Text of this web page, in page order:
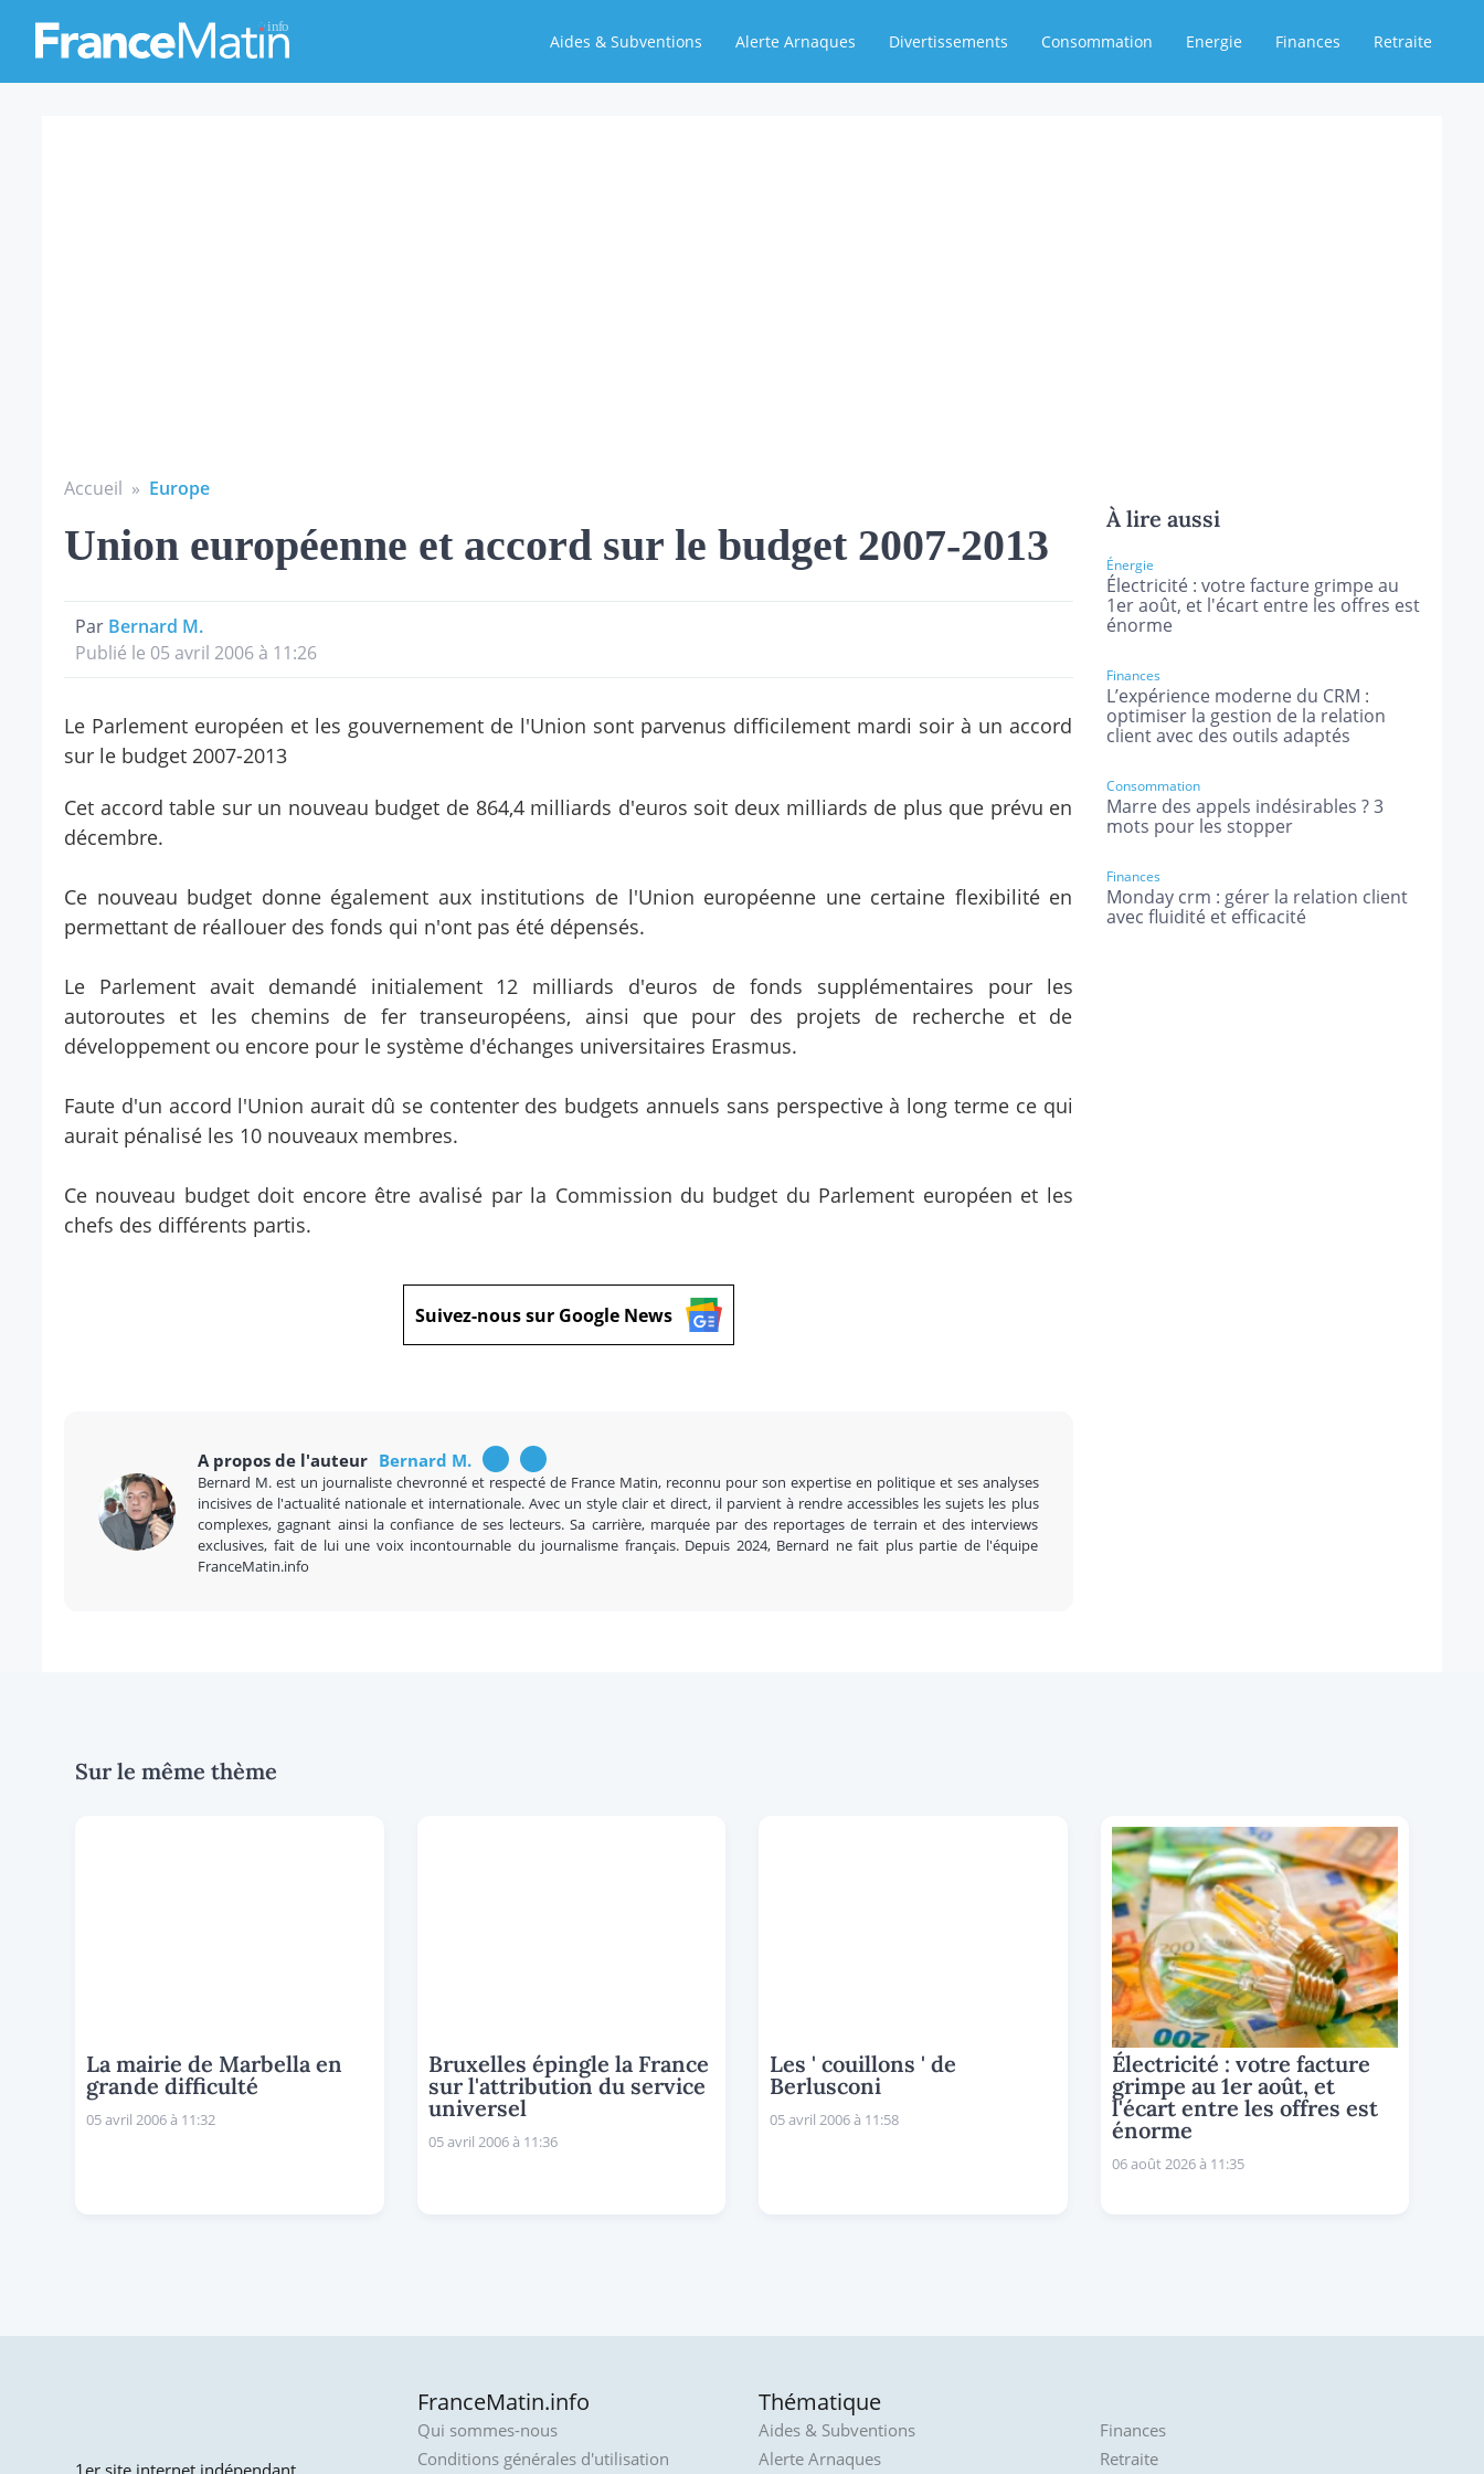
Aides & Subventions Alerte Arnaques Divertissements Consommation Energie Finances Retraite
Accueil » Europe
Union européenne et accord sur le budget 2007-2013
Par Bernard M.
Publié le 05 avril 2006 à 11:26
Le Parlement européen et les gouvernement de l'Union sont parvenus difficilement mardi soir à un accord
sur le budget 2007-2013
Cet accord table sur un nouveau budget de 864,4 milliards d'euros soit deux milliards de plus que prévu en
décembre.
Ce nouveau budget donne également aux institutions de l'Union européenne une certaine flexibilité en
permettant de réallouer des fonds qui n'ont pas été dépensés.
Le Parlement avait demandé initialement 12 milliards d'euros de fonds supplémentaires pour les
autoroutes et les chemins de fer transeuropéens, ainsi que pour des projets de recherche et de
développement ou encore pour le système d'échanges universitaires Erasmus.
Faute d'un accord l'Union aurait dû se contenter des budgets annuels sans perspective à long terme ce qui
aurait pénalisé les 10 nouveaux membres.
Ce nouveau budget doit encore être avalisé par la Commission du budget du Parlement européen et les
chefs des différents partis.
Suivez-nous sur Google News
A propos de l'auteur Bernard M.
Bernard M. est un journaliste chevronné et respecté de France Matin, reconnu pour son expertise en politique et ses analyses
incisives de l'actualité nationale et internationale. Avec un style clair et direct, il parvient à rendre accessibles les sujets les plus
complexes, gagnant ainsi la confiance de ses lecteurs. Sa carrière, marquée par des reportages de terrain et des interviews
exclusives, fait de lui une voix incontournable du journalisme français. Depuis 2024, Bernard ne fait plus partie de l'équipe
FranceMatin.info
À lire aussi
Énergie
Électricité : votre facture grimpe au
1er août, et l'écart entre les offres est
énorme
Finances
L’expérience moderne du CRM :
optimiser la gestion de la relation
client avec des outils adaptés
Consommation
Marre des appels indésirables ? 3
mots pour les stopper
Finances
Monday crm : gérer la relation client
avec fluidité et efficacité
Sur le même thème
La mairie de Marbella en
grande difficulté
05 avril 2006 à 11:32
Bruxelles épingle la France
sur l'attribution du service
universel
05 avril 2006 à 11:36
Les ' couillons ' de
Berlusconi
05 avril 2006 à 11:58
Électricité : votre facture
grimpe au 1er août, et
l'écart entre les offres est
énorme
06 août 2026 à 11:35
1er site internet indépendant
FranceMatin.info
Qui sommes-nous
Conditions générales d'utilisation
Thématique
Aides & Subventions
Alerte Arnaques
Finances
Retraite